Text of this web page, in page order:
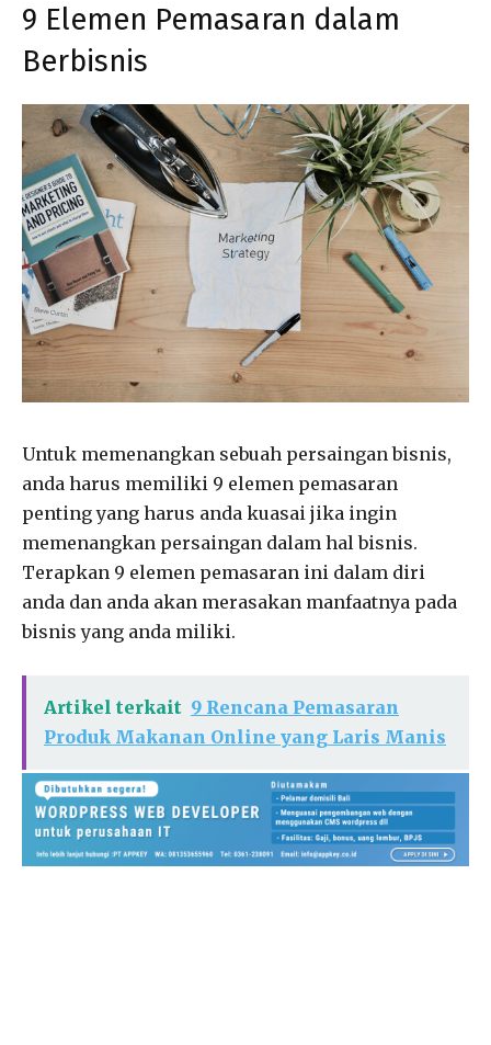
9 Elemen Pemasaran dalam
Berbisnis
Untuk memenangkan sebuah persaingan bisnis,
anda harus memiliki 9 elemen pemasaran
penting yang harus anda kuasai jika ingin
memenangkan persaingan dalam hal bisnis.
Terapkan 9 elemen pemasaran ini dalam diri
anda dan anda akan merasakan manfaatnya pada
bisnis yang anda miliki.
Artikel terkait 9 Rencana Pemasaran
Produk Makanan Online yang Laris Manis